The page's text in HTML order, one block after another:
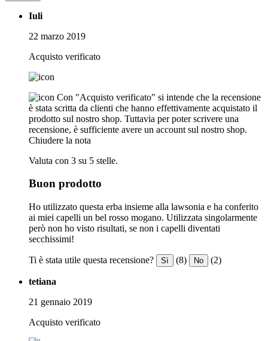
Iuli
22 marzo 2019
Acquisto verificato
Con "Acquisto verificato" si intende che la recensione
è stata scritta da clienti che hanno effettivamente acquistato il
prodotto sul nostro shop. Tuttavia per poter scrivere una
recensione, è sufficiente avere un account sul nostro shop.
Chiudere la nota
Valuta con 3 su 5 stelle.
Buon prodotto
Ho utilizzato questa erba insieme alla lawsonia e ha conferito
ai miei capelli un bel rosso mogano. Utilizzata singolarmente
però non ho visto risultati, se non i capelli diventati
secchissimi!
Ti è stata utile questa recensione? Sì (8) No (2)
tetiana
21 gennaio 2019
Acquisto verificato